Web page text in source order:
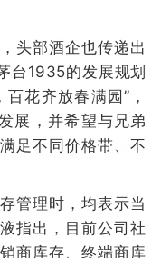
头部酒企也传递出
台1935的发展规划
花齐放春满园”，
展，并希望与兄弟
足不同价格带、不
管理时，均表示当
指出，目前公司社
商库存、终端商库